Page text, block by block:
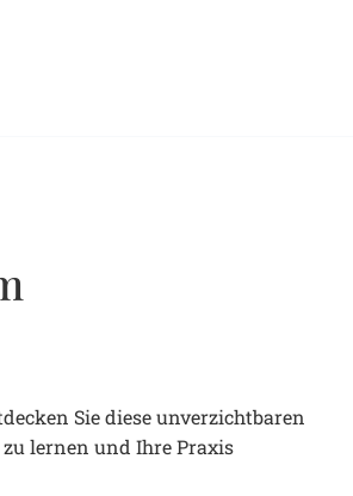
Sie diese unverzichtbaren
lernen und Ihre Praxis